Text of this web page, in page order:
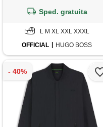
Sped. gratuita
L M XL XXL XXXL
OFFICIAL
HUGO BOSS